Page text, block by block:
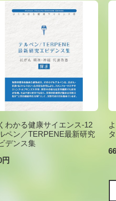
わかる健康サイエンス-12
ペン／TERPENE最新研究
デンス集
円